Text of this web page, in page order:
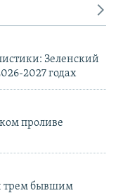
Зеленский
2027 годах
проливе
трем бывшим